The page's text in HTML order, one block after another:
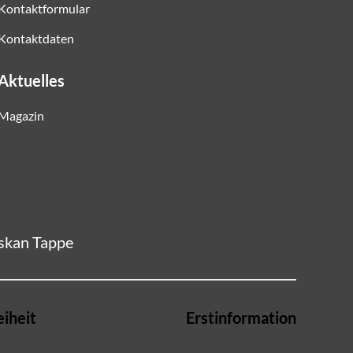
Tappe
Erstinformation